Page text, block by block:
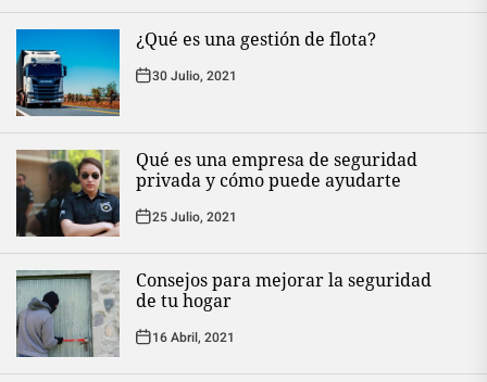
¿Qué es una gestión de flota?
30 Julio, 2021
Qué es una empresa de seguridad
privada y cómo puede ayudarte
25 Julio, 2021
Consejos para mejorar la seguridad
de tu hogar
16 Abril, 2021